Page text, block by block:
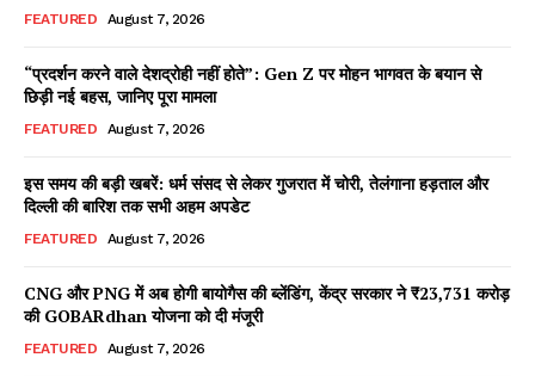
Facebook
X WhatsApp
Share
Read Latest News on AIN
FEATURED August 7, 2026
“प्रदर्शन करने वाले देशद्रोही नहीं होते”: Gen Z पर मोहन भागवत के बयान से
छिड़ी नई बहस, जानिए पूरा मामला
FEATURED August 7, 2026
इस समय की बड़ी खबरें: धर्म संसद से लेकर गुजरात में चोरी, तेलंगाना हड़ताल और
दिल्ली की बारिश तक सभी अहम अपडेट
FEATURED August 7, 2026
CNG और PNG में अब होगी बायोगैस की ब्लेंडिंग, केंद्र सरकार ने ₹23,731 करोड़
की GOBARdhan योजना को दी मंजूरी
FEATURED August 7, 2026